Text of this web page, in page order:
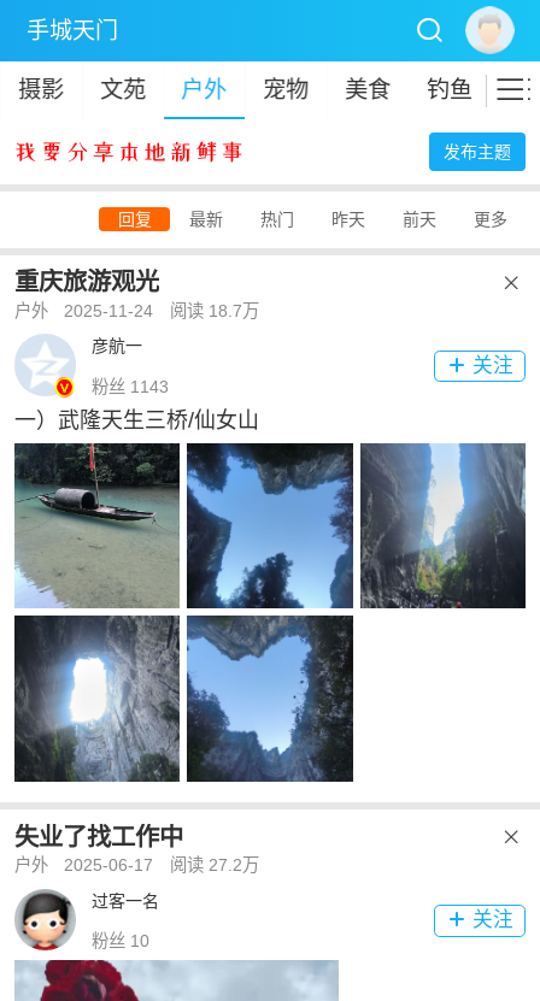
手城天门 
摄影 文苑 户外 宠物 美食 钓鱼 招

发布主题
回复 最新 热门 昨天 前天 更多
重庆旅游观光 
户外 2025-11-24
阅读 18.7万
彦航一
粉丝 1143
 关注
一）武隆天生三桥/仙女山
失业了找工作中 
户外 2025-06-17
阅读 27.2万
过客一名
粉丝 10
 关注